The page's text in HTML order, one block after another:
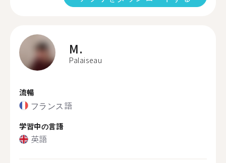
M.
Palaiseau
流暢
フランス語
学習中の言語
英語